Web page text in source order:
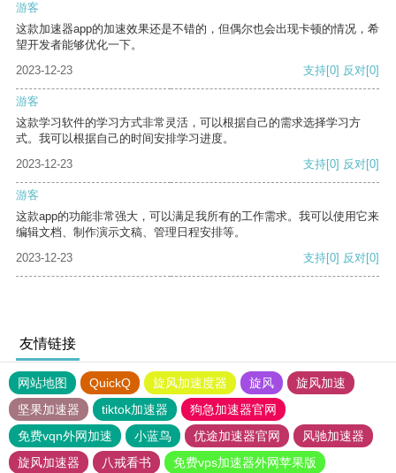
游客
这款加速器app的加速效果还是不错的，但偶尔也会出现卡顿的情况，希
望开发者能够优化一下。
2023-12-23
支持[0] 反对[0]
游客
这款学习软件的学习方式非常灵活，可以根据自己的需求选择学习方
式。我可以根据自己的时间安排学习进度。
2023-12-23
支持[0] 反对[0]
游客
这款app的功能非常强大，可以满足我所有的工作需求。我可以使用它来
编辑文档、制作演示文稿、管理日程安排等。
2023-12-23
支持[0] 反对[0]
友情链接
网站地图 QuickQ 旋风加速度器 旋风
旋风加速
坚果加速器
tiktok加速器
狗急加速器官网
免费vqn外网加速
小蓝鸟 优途加速器官网
风驰加速器
旋风加速器
八戒看书 免费vps加速器外网苹果版